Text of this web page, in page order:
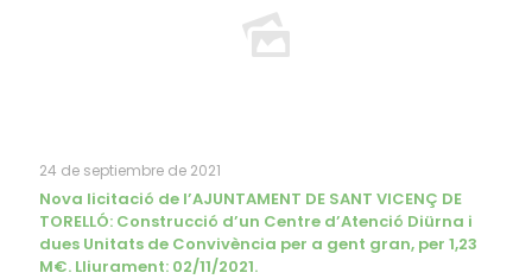
24 de septiembre de 2021
Nova licitació de l’AJUNTAMENT DE SANT VICENÇ DE
TORELLÓ: Construcció d’un Centre d’Atenció Diürna i
dues Unitats de Convivència per a gent gran, per 1,23
M€. Lliurament: 02/11/2021.